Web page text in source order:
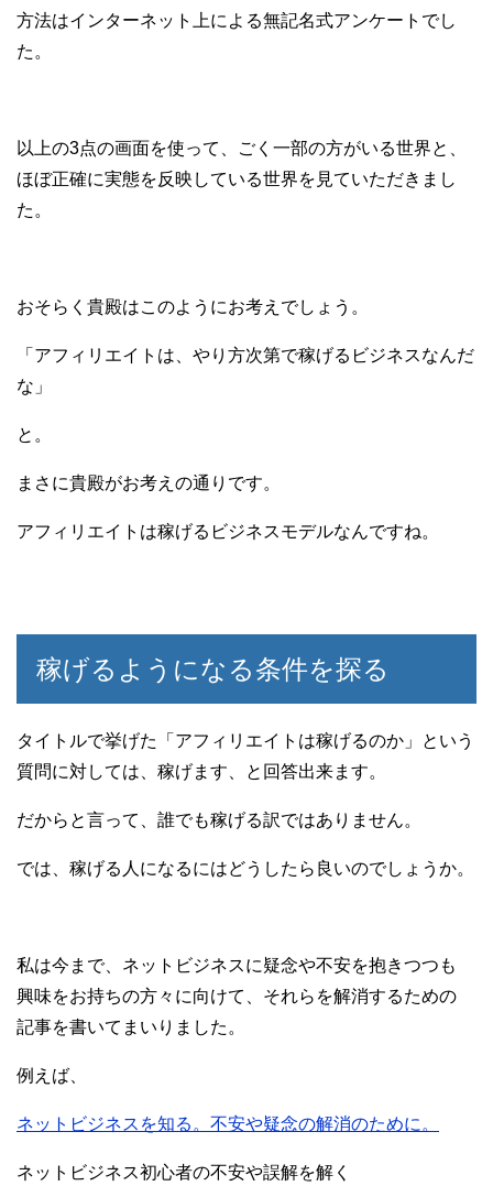
方法はインターネット上による無記名式アンケートでし
た。
以上の3点の画面を使って、ごく一部の方がいる世界と、
ほぼ正確に実態を反映している世界を見ていただきまし
た。
おそらく貴殿はこのようにお考えでしょう。
「アフィリエイトは、やり方次第で稼げるビジネスなんだ
な」
と。
まさに貴殿がお考えの通りです。
アフィリエイトは稼げるビジネスモデルなんですね。
稼げるようになる条件を探る
タイトルで挙げた「アフィリエイトは稼げるのか」という
質問に対しては、稼げます、と回答出来ます。
だからと言って、誰でも稼げる訳ではありません。
では、稼げる人になるにはどうしたら良いのでしょうか。
私は今まで、ネットビジネスに疑念や不安を抱きつつも
興味をお持ちの方々に向けて、それらを解消するための
記事を書いてまいりました。
例えば、
ネットビジネスを知る。不安や疑念の解消のために。
ネットビジネス初心者の不安や誤解を解く